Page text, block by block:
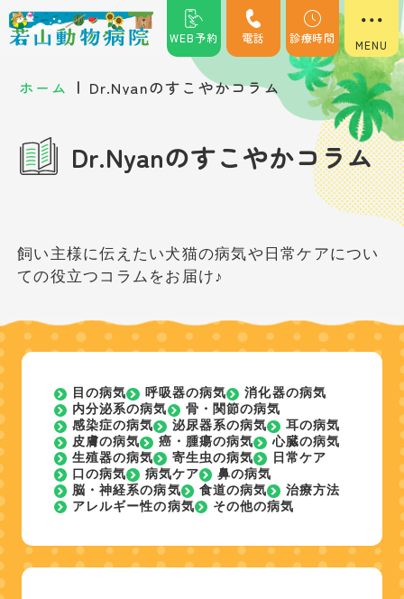
WEB予約 電話 診療時間
ホーム | Dr.Nyanのすこやかコラム
Dr.Nyanのすこやかコラム
飼い主様に伝えたい犬猫の病気や日常ケアについ
ての役立つコラムをお届け♪
目の病気 呼吸器の病気
消化器の病気
内分泌系の病気
骨・関節の病気
感染症の病気
泌尿器系の病気
耳の病気
皮膚の病気
癌・腫瘍の病気
心臓の病気
生殖器の病気
寄生虫の病気
日常ケア
口の病気
病気ケア
鼻の病気
脳・神経系の病気
食道の病気
治療方法
アレルギー性の病気
その他の病気